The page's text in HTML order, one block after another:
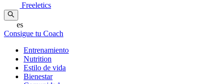
Freeletics
es
Consigue tu Coach
Entrenamiento
Nutrition
Estilo de vida
Bienestar